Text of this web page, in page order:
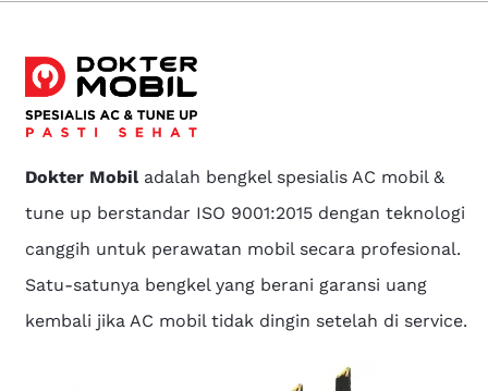
Dokter Mobiladalah bengkel spesialis AC mobil &
tune up berstandar ISO 9001:2015 dengan teknologi
canggih untuk perawatan mobil secara profesional.
Satu-satunya bengkel yang berani garansi uang
kembali jika AC mobil tidak dingin setelah di service.